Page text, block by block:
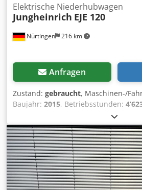
Nürtingen 216 km
Elektrische Niederhubwagen
Jungheinrich EJE 120
Anfragen
Zustand: gebraucht, Maschinen-/
Baujahr: 2015, Betriebsstunden:
,
Kraftstofftyp:elektrisch, Masttyp:
1’320 mm, Batteriespannung:24 V,
kg, 5054102 Seriennummer:
Batterieinformationen: 24 Volt